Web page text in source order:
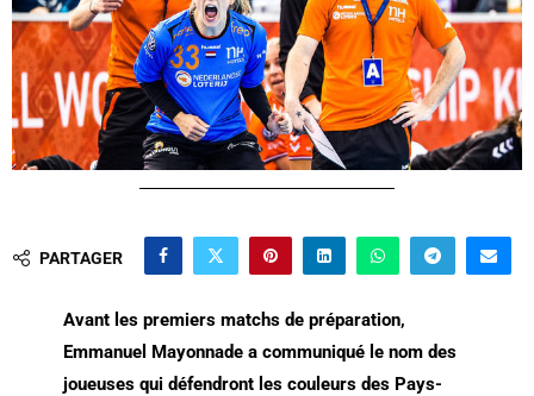
PARTAGER
Avant les premiers matchs de préparation,
Emmanuel Mayonnade a communiqué le nom des
joueuses qui défendront les couleurs des Pays-